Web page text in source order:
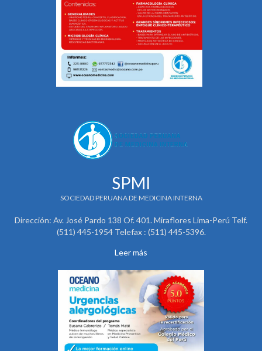
SPMI
SOCIEDAD PERUANA DE MEDICINA INTERNA
Dirección: Av. José Pardo 138 Of. 401. Miraflores Lima-Perú Telf.
(511) 445-1954 Telefax : (511) 445-5396.
Leer más